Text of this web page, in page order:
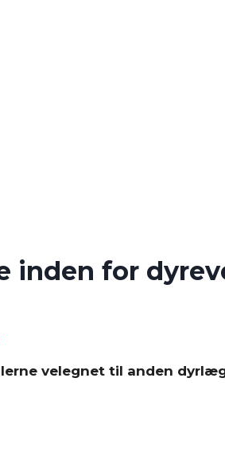
inden for
velegnet til anden